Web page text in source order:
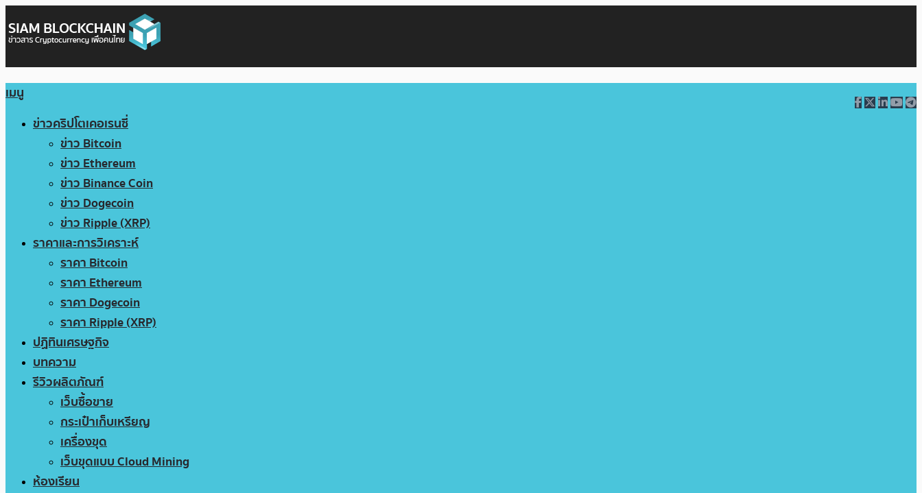
เมนู
ข่าวคริปโตเคอเรนซี่
ข่าว Bitcoin
ข่าว Ethereum
ข่าว Binance Coin
ข่าว Dogecoin
ข่าว Ripple (XRP)
ราคาและการวิเคราะห์
ราคา Bitcoin
ราคา Ethereum
ราคา Dogecoin
ราคา Ripple (XRP)
ปฏิทินเศรษฐกิจ
บทความ
รีวิวผลิตภัณฑ์
เว็บซื้อขาย
กระเป๋าเก็บเหรียญ
เครื่องขุด
เว็บขุดแบบ Cloud Mining
ห้องเรียน